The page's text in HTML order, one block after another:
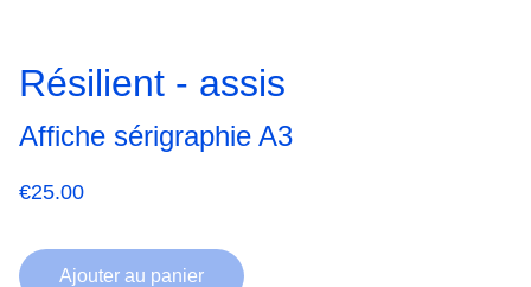
Résilient - assis
Affiche sérigraphie A3
€25.00
Ajouter au panier